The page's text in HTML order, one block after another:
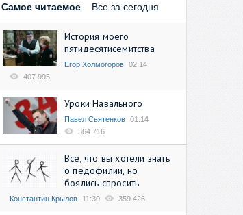
Самое читаемое Все за сегодня
История моего
пятидесятисемитства
Егор Холмогоров 02:14
407 995
Уроки Навального
Павел Святенков 01:14
364 716
Всё, что вы хотели знать
о педофилии, но
боялись спросить
Константин Крылов 11:30 359 426